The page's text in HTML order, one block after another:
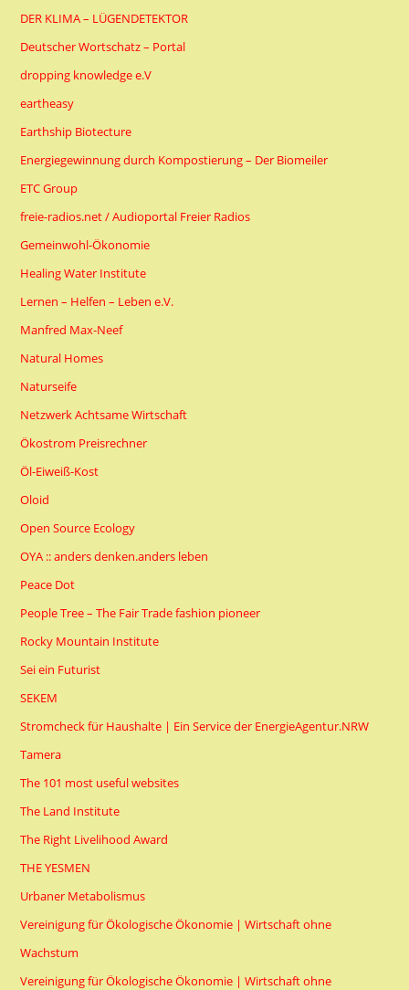
DER KLIMA – LÜGENDETEKTOR
Deutscher Wortschatz – Portal
dropping knowledge e.V
eartheasy
Earthship Biotecture
Energiegewinnung durch Kompostierung – Der Biomeiler
ETC Group
freie-radios.net / Audioportal Freier Radios
Gemeinwohl-Ökonomie
Healing Water Institute
Lernen – Helfen – Leben e.V.
Manfred Max-Neef
Natural Homes
Naturseife
Netzwerk Achtsame Wirtschaft
Ökostrom Preisrechner
Öl-Eiweiß-Kost
Oloid
Open Source Ecology
OYA :: anders denken.anders leben
Peace Dot
People Tree – The Fair Trade fashion pioneer
Rocky Mountain Institute
Sei ein Futurist
SEKEM
Stromcheck für Haushalte | Ein Service der EnergieAgentur.NRW
Tamera
The 101 most useful websites
The Land Institute
The Right Livelihood Award
THE YESMEN
Urbaner Metabolismus
Vereinigung für Ökologische Ökonomie | Wirtschaft ohne
Wachstum
Vereinigung für Ökologische Ökonomie | Wirtschaft ohne